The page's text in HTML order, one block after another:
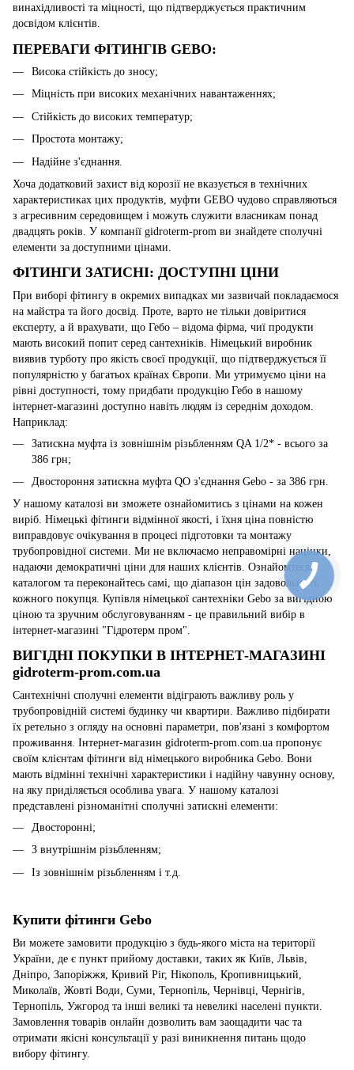
винахідливості та міцності, що підтверджується практичним
досвідом клієнтів.
ПЕРЕВАГИ ФІТИНГІВ GEBO:
Висока стійкість до зносу;
Міцність при високих механічних навантаженнях;
Стійкість до високих температур;
Простота монтажу;
Надійне з'єднання.
Хоча додатковий захист від корозії не вказується в технічних
характеристиках цих продуктів, муфти GEBO чудово справляються
з агресивним середовищем і можуть служити власникам понад
двадцять років. У компанії gidroterm-prom ви знайдете сполучні
елементи за доступними цінами.
ФІТИНГИ ЗАТИСНІ: ДОСТУПНІ ЦІНИ
При виборі фітингу в окремих випадках ми зазвичай покладаємося
на майстра та його досвід. Проте, варто не тільки довіритися
експерту, а й врахувати, що Гебо – відома фірма, чиї продукти
мають високий попит серед сантехніків. Німецький виробник
виявив турботу про якість своєї продукції, що підтверджується її
популярністю у багатьох країнах Європи. Ми утримуємо ціни на
рівні доступності, тому придбати продукцію Гебо в нашому
інтернет-магазині доступно навіть людям із середнім доходом.
Наприклад:
Затискна муфта із зовнішнім різьбленням QA 1/2* - всього за
386 грн;
Двостороння затискна муфта QO з'єднання Gebo - за 386 грн.
У нашому каталозі ви зможете ознайомитись з цінами на кожен
виріб. Німецькі фітинги відмінної якості, і їхня ціна повністю
виправдовує очікування в процесі підготовки та монтажу
трубопровідної системи. Ми не включаємо неправомірні націнки,
надаючи демократичні ціни для наших клієнтів. Ознайомтеся з
каталогом та переконайтесь самі, що діапазон цін задовольнить
кожного покупця. Купівля німецької сантехніки Gebo за вигідною
ціною та зручним обслуговуванням - це правильний вибір в
інтернет-магазині "Гідротерм пром".
ВИГІДНІ ПОКУПКИ В ІНТЕРНЕТ-МАГАЗИНІ
gidroterm-prom.com.ua
Сантехнічні сполучні елементи відіграють важливу роль у
трубопровідній системі будинку чи квартири. Важливо підбирати
їх ретельно з огляду на основні параметри, пов'язані з комфортом
проживання. Інтернет-магазин gidroterm-prom.com.ua пропонує
своїм клієнтам фітинги від німецького виробника Gebo. Вони
мають відмінні технічні характеристики і надійну чавунну основу,
на яку приділяється особлива увага. У нашому каталозі
представлені різноманітні сполучні затискні елементи:
Двосторонні;
З внутрішнім різьбленням;
Із зовнішнім різьбленням і т.д.
Купити фітинги Gebo
Ви можете замовити продукцію з будь-якого міста на території
України, де є пункт прийому доставки, таких як Київ, Львів,
Дніпро, Запоріжжя, Кривий Ріг, Нікополь, Кропивницький,
Миколаїв, Жовті Води, Суми, Тернопіль, Чернівці, Чернігів,
Тернопіль, Ужгород та інші великі та невеликі населені пункти.
Замовлення товарів онлайн дозволить вам заощадити час та
отримати якісні консультації у разі виникнення питань щодо
вибору фітингу.